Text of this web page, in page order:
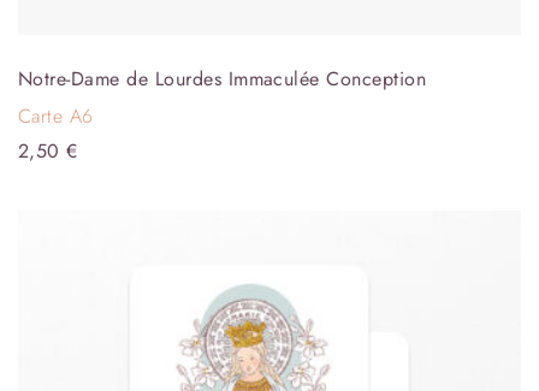
Notre-Dame de Lourdes Immaculée Conception
Carte A6
2,50€